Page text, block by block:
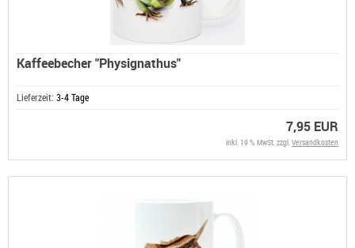
Kaffeebecher "Physignathus"
Lieferzeit: 3-4 Tage
7,95 EUR
inkl. 19 % MwSt. zzgl.Versandkosten